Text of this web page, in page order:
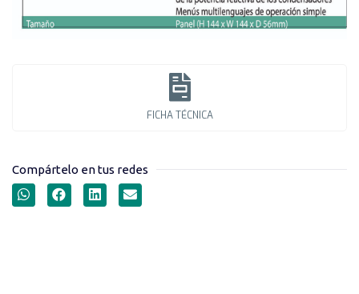
FICHA TÉCNICA
Compártelo en tus redes